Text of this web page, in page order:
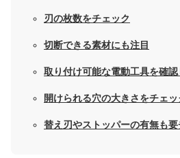
刃の枚数をチェック
切断できる素材にも注目
取り付け可能な電動工具を確認
開けられる穴の大きさをチェッ
替え刃やストッパーの有無も要